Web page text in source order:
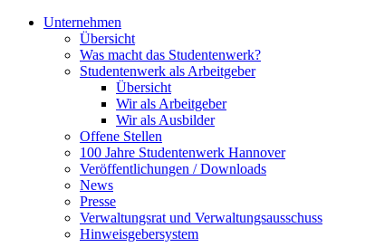
Unternehmen
Übersicht
Was macht das Studentenwerk?
Studentenwerk als Arbeitgeber
Übersicht
Wir als Arbeitgeber
Wir als Ausbilder
Offene Stellen
100 Jahre Studentenwerk Hannover
Veröffentlichungen / Downloads
News
Presse
Verwaltungsrat und Verwaltungsausschuss
Hinweisgebersystem